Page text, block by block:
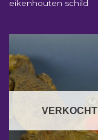
eikenhouten schild
VERKOCHT